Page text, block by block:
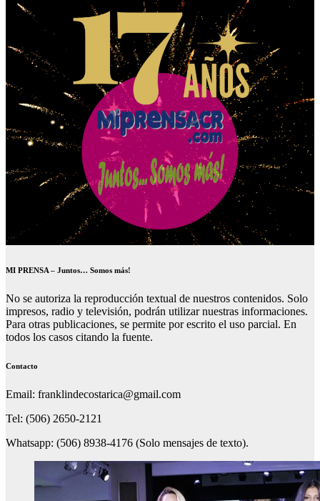
MI PRENSA – Juntos… Somos más!
No se autoriza la reproducción textual de nuestros contenidos. Solo
impresos, radio y televisión, podrán utilizar nuestras informaciones.
Para otras publicaciones, se permite por escrito el uso parcial. En
todos los casos citando la fuente.
Contacto
Email: franklindecostarica@gmail.com
Tel: (506) 2650-2121
Whatsapp: (506) 8938-4176 (Solo mensajes de texto).